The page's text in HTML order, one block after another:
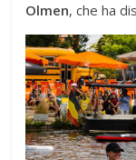
Olmen, che ha